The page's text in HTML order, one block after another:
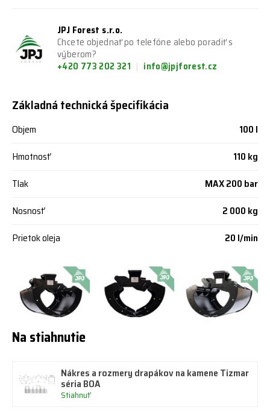
JPJ Forest s.r.o.
Chcete objednať po telefóne alebo poradiť s
výberom?
+420 773 202 321
info@jpjforest.cz
Základná technická špecifikácia
Objem
100 l
Hmotnosť
110 kg
Tlak
MAX 200 bar
Nosnosť
2 000 kg
Prietok oleja
20 l/min
Na stiahnutie
Nákres a rozmery drapákov na kamene Tizmar
séria BOA
Stiahnuť